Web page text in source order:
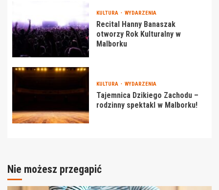
KULTURA WYDARZENIA
Recital Hanny Banaszak
otworzy Rok Kulturalny w
Malborku
KULTURA WYDARZENIA
Tajemnica Dzikiego Zachodu –
rodzinny spektakl w Malborku!
Nie możesz przegapić